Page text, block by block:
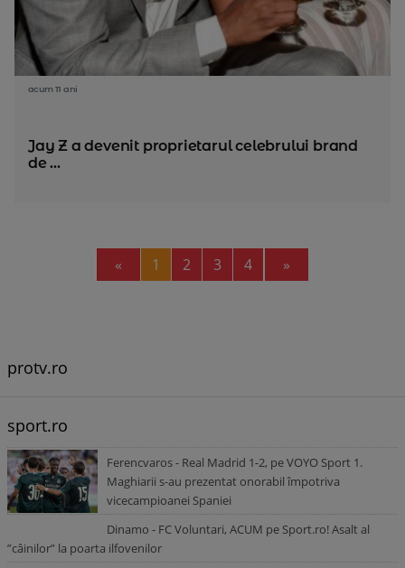
acum 11 ani
Jay Z a devenit proprietarul celebrului brand
de ...
« Previous
1 2 3 4 »
protv.ro
sport.ro
Ferencvaros - Real Madrid 1-2, pe VOYO Sport 1.
Maghiarii s-au prezentat onorabil împotriva
vicecampioanei Spaniei
Dinamo - FC Voluntari, ACUM pe Sport.ro! Asalt al
”câinilor” la poarta ilfovenilor